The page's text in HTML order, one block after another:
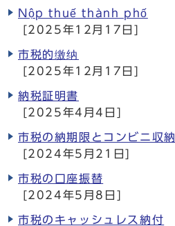
Nộp thuế thành phố
[2025年12月17日]
市税的缴纳
[2025年12月17日]
納税証明書
[2025年4月4日]
市税の納期限とコンビニ収納
[2024年5月21日]
市税の口座振替
[2024年5月8日]
市税のキャッシュレス納付